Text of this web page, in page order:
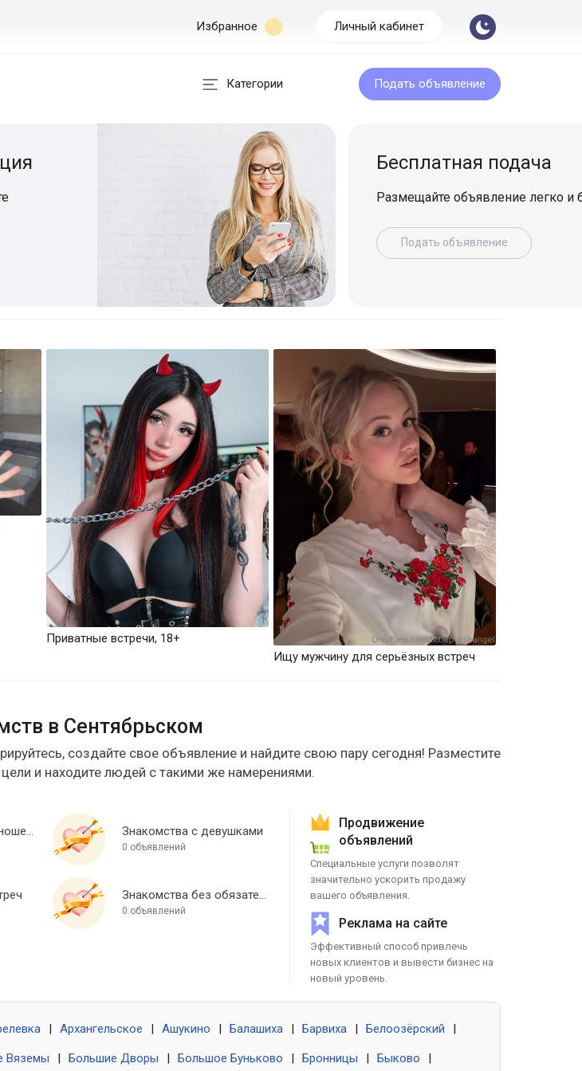
Избранное Личный кабинет
Категории Подать объявление
Бесплатная подача
Размещайте объявление легко и
Подать объявление
Приватные встречи, 18+
Ищу мужчину для серьёзных встреч
в Сентябрьском
создайте свое объявление и найдите свою пару сегодня! Разместите
и находите людей с такими же намерениями.
Знакомства для отношений Знакомства с девушками
0 объявлений
Знакомства без обязательств
0 объявлений
Продвижение
объявлений
Специальные услуги позволят
значительно ускорить продажу
вашего объявления.
Реклама на сайте
Эффективный способ привлечь
новых клиентов и вывести бизнес на
новый уровень.
Архангельское Ашукино Балашиха Барвиха Белоозёрский
Вяземы Большие Дворы Большое Буньково Бронницы Быково